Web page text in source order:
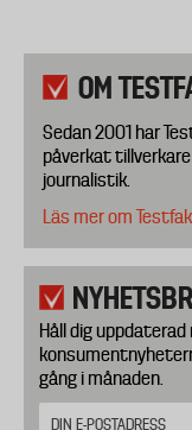
OM
Sedan 2001 har
påverkat
journalistik.
Läs mer om
Håll dig
gång i månaden.